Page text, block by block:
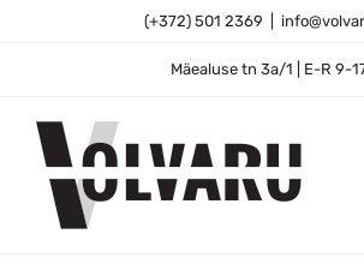
(+372) 501 2369
Mäealuse tn 3a/1 | E-R 9-